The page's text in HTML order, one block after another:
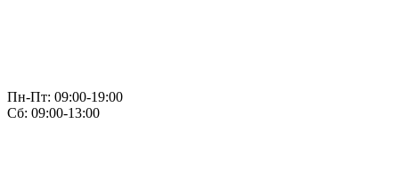
Пн-Пт: 09:00-19:00
Сб: 09:00-13:00